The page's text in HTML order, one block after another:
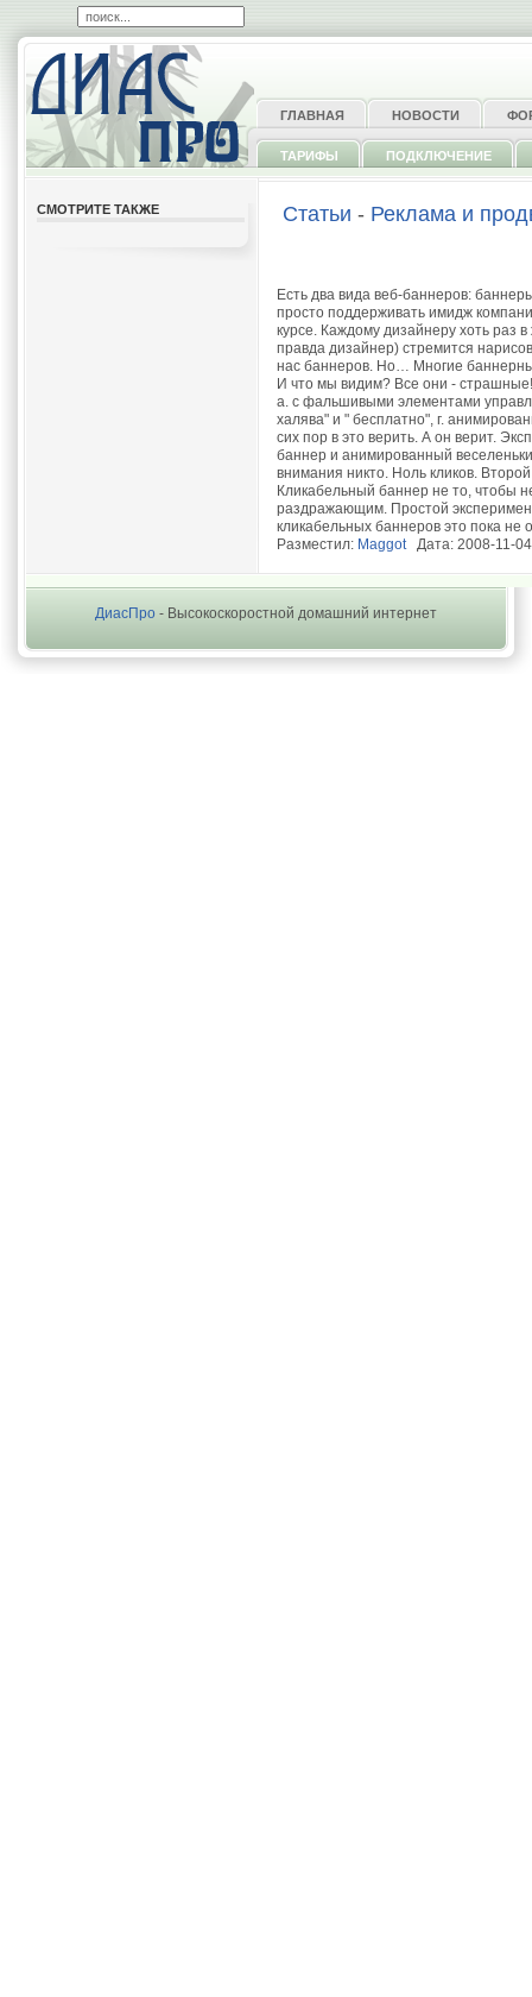
ГЛАВНАЯ НОВОСТИ
ТАРИФЫ ПОДКЛЮЧЕНИЕ
СМОТРИТЕ ТАКЖЕ Статьи - Реклама и
Есть два вида веб-баннеров:
просто поддерживать имидж
курсе. Каждому дизайнеру хоть раз
правда дизайнер) стремится
нас баннеров. Но… Многие
И что мы видим? Все они -
а. с фальшивыми элементами
халява" и " бесплатно", г.
сих пор в это верить. А он верит.
баннер и анимированный
внимания никто. Ноль кликов.
Кликабельный баннер не то, чтобы
раздражающим. Простой
кликабельных баннеров это пока не
Разместил: MaggotДата: 2008-11-
ДиасПро - Высокоскоростной домашний интернет